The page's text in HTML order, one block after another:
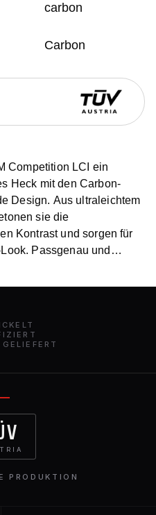
carbon
Carbon
Competition LCI ein
Heck mit den Carbon-
Design. Aus ultraleichtem
sie die
Kontrast und sorgen für
Passgenau und
PRODUKTION